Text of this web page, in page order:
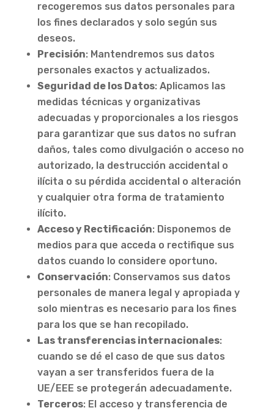
recogeremos sus datos personales para
los fines declarados y solo según sus
deseos.
Precisión: Mantendremos sus datos
personales exactos y actualizados.
Seguridad de los Datos: Aplicamos las
medidas técnicas y organizativas
adecuadas y proporcionales a los riesgos
para garantizar que sus datos no sufran
daños, tales como divulgación o acceso no
autorizado, la destrucción accidental o
ilícita o su pérdida accidental o alteración
y cualquier otra forma de tratamiento
ilícito.
Acceso y Rectificación: Disponemos de
medios para que acceda o rectifique sus
datos cuando lo considere oportuno.
Conservación: Conservamos sus datos
personales de manera legal y apropiada y
solo mientras es necesario para los fines
para los que se han recopilado.
Las transferencias internacionales:
cuando se dé el caso de que sus datos
vayan a ser transferidos fuera de la
UE/EEE se protegerán adecuadamente.
Terceros: El acceso y transferencia de